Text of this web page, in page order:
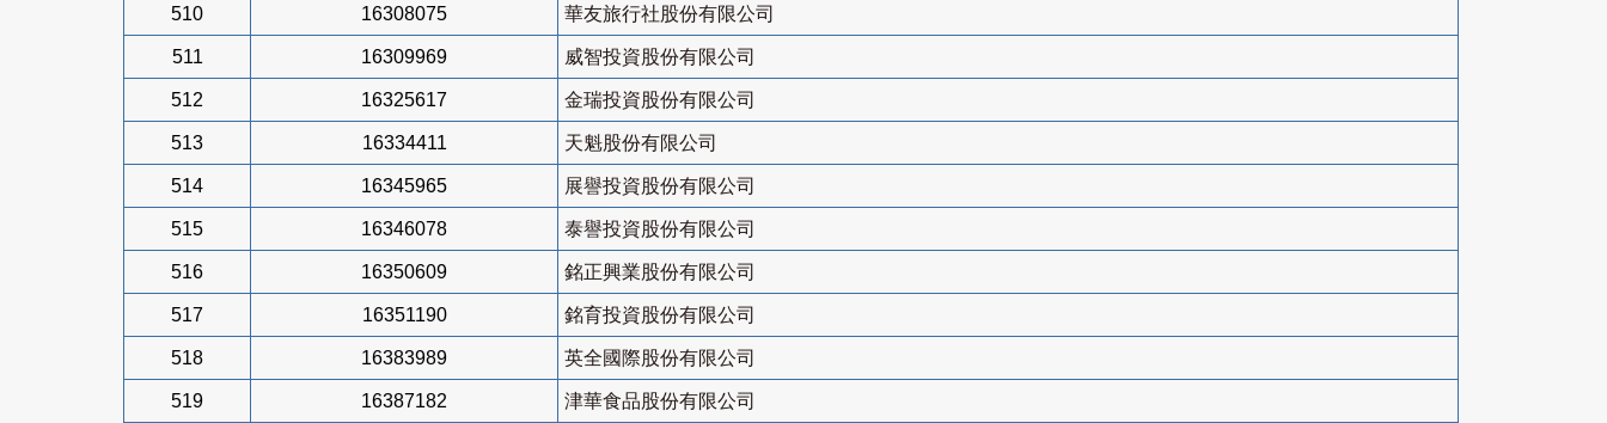
510 16308075 華友旅行社股份有限公司
511 16309969 威智投資股份有限公司
512 16325617 金瑞投資股份有限公司
513 16334411 天魁股份有限公司
514 16345965 展譽投資股份有限公司
515 16346078 泰譽投資股份有限公司
516 16350609 銘正興業股份有限公司
517 16351190 銘育投資股份有限公司
518 16383989 英全國際股份有限公司
519 16387182 津華食品股份有限公司